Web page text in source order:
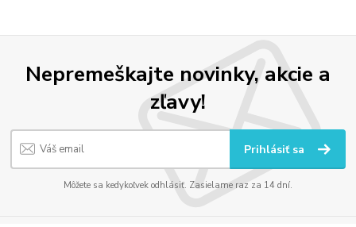
Nepremeškajte novinky, akcie a
zľavy!
Prihlásiť sa
Môžete sa kedykoľvek odhlásiť. Zasielame raz za 14 dní.